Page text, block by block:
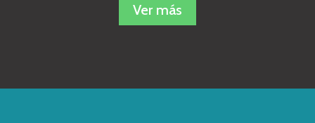
Ver más